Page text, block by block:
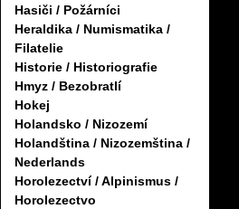
Hasiči / Požárníci
Heraldika / Numismatika /
Filatelie
Historie / Historiografie
Hmyz / Bezobratlí
Hokej
Holandsko / Nizozemí
Holandština / Nizozemština /
Nederlands
Horolezectví / Alpinismus /
Horolezectvo